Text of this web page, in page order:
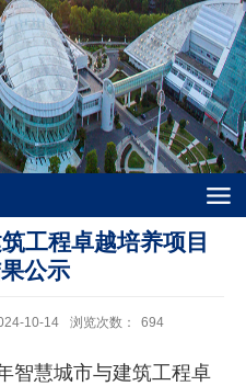
工程卓越培养项目
公示
10-14 浏览次数： 694
智慧城市与建筑工程卓